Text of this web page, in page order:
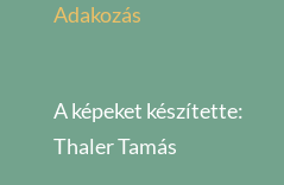
Adakozás
A képeket készítette:
Thaler Tamás